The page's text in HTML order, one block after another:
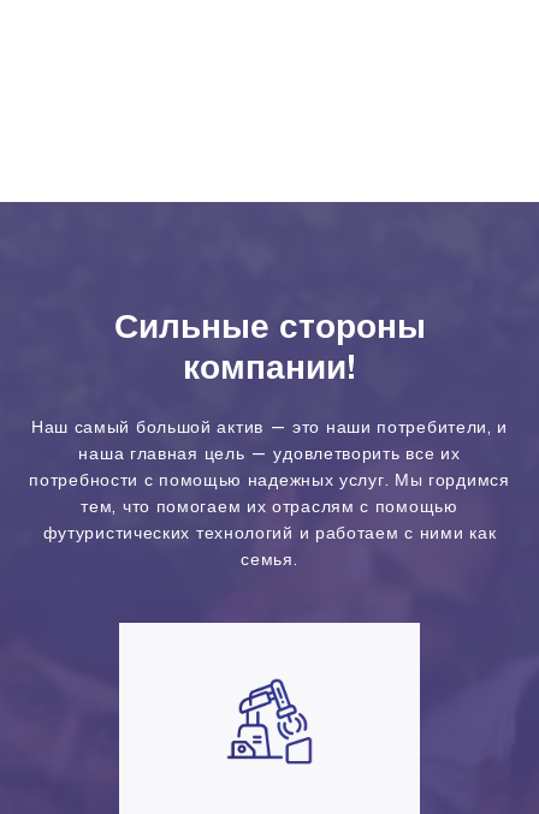
Сильные стороны
компании!
Наш самый большой актив — это наши потребители, и
наша главная цель — удовлетворить все их
потребности с помощью надежных услуг. Мы гордимся
тем, что помогаем их отраслям с помощью
футуристических технологий и работаем с ними как
семья.